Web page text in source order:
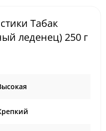
Табак
леденец) 250 г